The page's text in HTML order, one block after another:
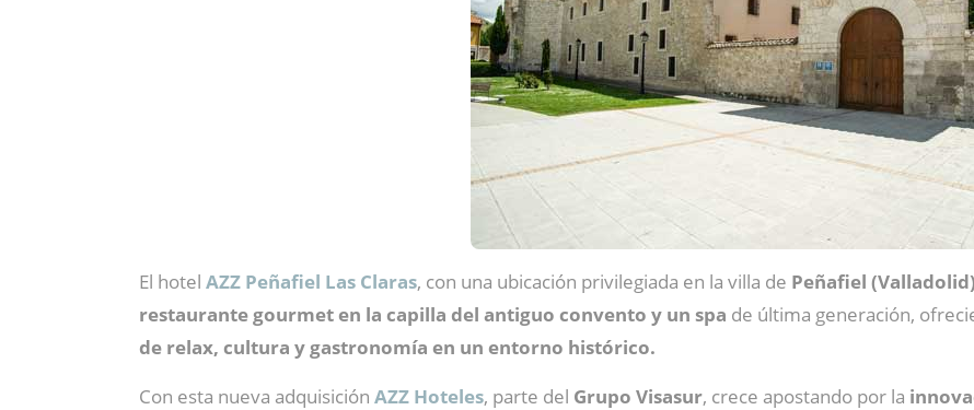
El hotel AZZ Peñafiel Las Claras, con una ubicación privilegiada en la villa de Peñafiel (Valladolid)
restaurante gourmet en la capilla del antiguo convento y un spa de última generación,
de relax, cultura y gastronomía en un entorno histórico.
Con esta nueva adquisición AZZ Hoteles, parte del Grupo Visasur, crece apostando por la